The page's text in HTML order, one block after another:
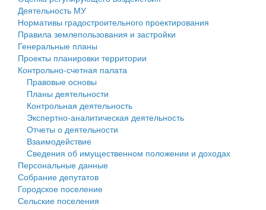
Генеральные планы
Проекты планировки территории
Собрание депутатов
Городское поселение
Сельские поселения
Деятельность МУ
Нормативы градостроительного проектирования
Правила землепользования и застройки
Генеральные планы
Проекты планировки территории
Контрольно-счетная палата
Правовые основы
Планы деятельности
Контрольная деятельность
Экспертно-аналитическая деятельность
Отчеты о деятельности
Взаимодействие
Сведения об имущественном положении и доходах
Персональные данные
Собрание депутатов
Городское поселение
Сельские поселения